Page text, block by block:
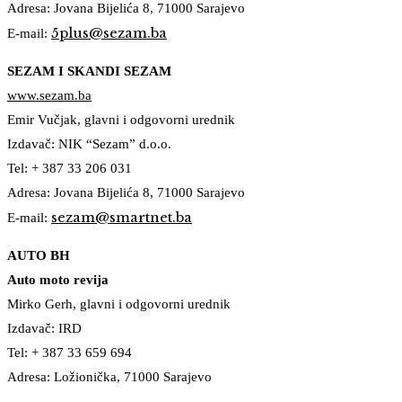
Adresa: Jovana Bijelića 8, 71000 Sarajevo
E-mail: 5plus@sezam.ba
SEZAM I SKANDI SEZAM
www.sezam.ba
Emir Vučjak, glavni i odgovorni urednik
Izdavač: NIK “Sezam” d.o.o.
Tel: + 387 33 206 031
Adresa: Jovana Bijelića 8, 71000 Sarajevo
E-mail: sezam@smartnet.ba
AUTO BH
Auto moto revija
Mirko Gerh, glavni i odgovorni urednik
Izdavač: IRD
Tel: + 387 33 659 694
Adresa: Ložionička, 71000 Sarajevo